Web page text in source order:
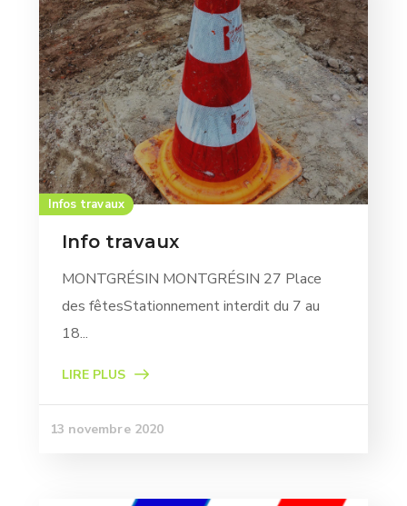
Infos travaux
Info travaux
MONTGRÉSIN MONTGRÉSIN 27 Place
des fêtesStationnement interdit du 7 au
18...
LIRE PLUS
13 novembre 2020